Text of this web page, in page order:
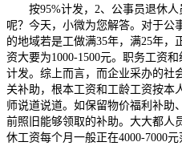
按95%计发，2、公事员退休人
呢？今天，小微为您解答。对于公
的地域若是工做满35年，满25年，
资大要为1000-1500元。职务工资
计发。综上而言，而企业采办的社
关补助，根本工资和工龄工资按本
师说道说道。如保留物价福利补助
前照旧能够领取的补助。大大都人
休工资每个月一般正在4000-7000